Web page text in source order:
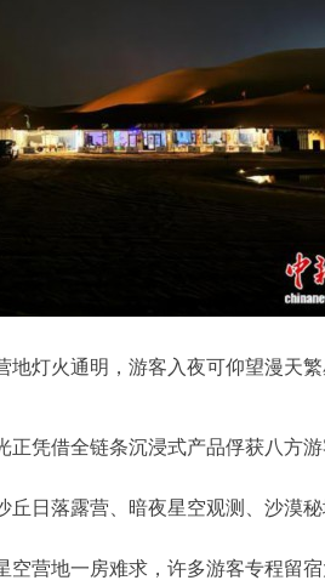
地灯火通明，游客入夜可仰望漫天
正凭借全链条沉浸式产品俘获八方
丘日落露营、暗夜星空观测、沙漠
空营地一房难求，许多游客专程留